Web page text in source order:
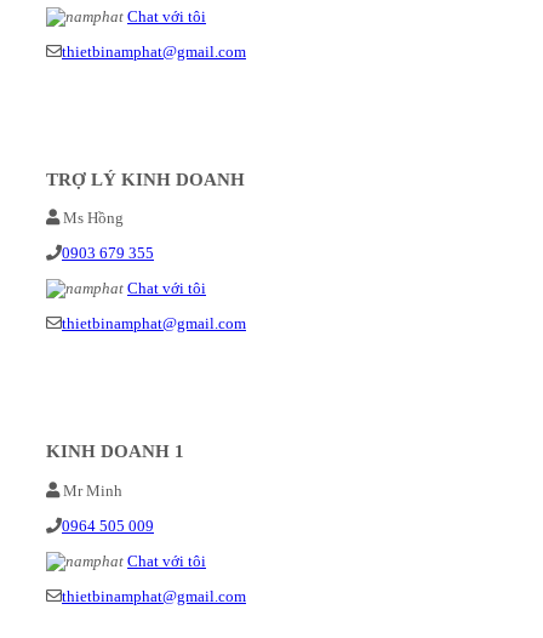
Chat với tôi
thietbinamphat@gmail.com
TRỢ LÝ KINH DOANH
Ms Hồng
0903 679 355
Chat với tôi
thietbinamphat@gmail.com
KINH DOANH 1
Mr Minh
0964 505 009
Chat với tôi
thietbinamphat@gmail.com